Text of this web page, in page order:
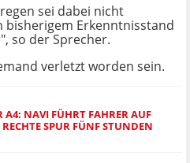
sei dabei nicht
bisherigem Erkenntnisstand
so der Sprecher.
verletzt worden sein.
A4: NAVI FÜHRT FAHRER AUF
SPUR FÜNF STUNDEN